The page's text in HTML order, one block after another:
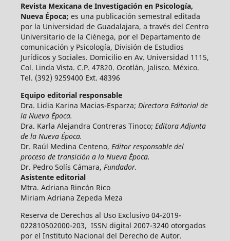
Revista Mexicana de Investigación en Psicología,
Nueva Época; es una publicación semestral editada
por la Universidad de Guadalajara, a través del Centro
Universitario de la Ciénega, por el Departamento de
comunicación y Psicología, División de Estudios
Jurídicos y Sociales. Domicilio en Av. Universidad 1115,
Col. Linda Vista. C.P. 47820. Ocotlán, Jalisco. México.
Tel. (392) 9259400 Ext. 48396
Equipo editorial responsable
Dra. Lidia Karina Macias-Esparza; Directora Editorial de
la Nueva Época.
Dra. Karla Alejandra Contreras Tinoco; Editora Adjunta
de la Nueva Época.
Dr. Raúl Medina Centeno, Editor responsable del
proceso de transición a la Nueva Época.
Dr. Pedro Solís Cámara, Fundador.
Asistente editorial
Mtra. Adriana Rincón Rico
Miriam Adriana Zepeda Meza
Reserva de Derechos al Uso Exclusivo 04-2019-
022810502000-203, ISSN digital 2007-3240 otorgados
por el Instituto Nacional del Derecho de Autor.